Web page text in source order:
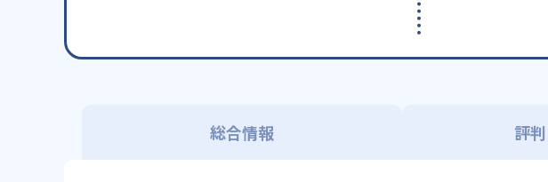
総合情報 評